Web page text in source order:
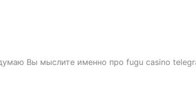
Вы мыслите именно про fugu casino